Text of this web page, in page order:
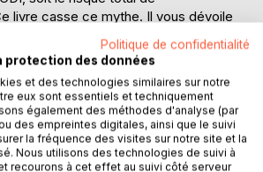
livre casse ce mythe. Il vous dévoile
pour changer de métier sans tout
de risques démesurés, en
une nouvelle vie professionnelle
de la Reconversion, développé par
Life Changer, qui a déjà accompagné
vers des métiers du numérique à
Politique de confidentialité
protection des données
et des technologies similaires sur notre
eux sont essentiels et techniquement
également des méthodes d'analyse (par
des empreintes digitales, ainsi que le suivi
la fréquence des visites sur notre site et la
Nous utilisons des technologies de suivi à
recourons à cet effet au suivi côté serveur